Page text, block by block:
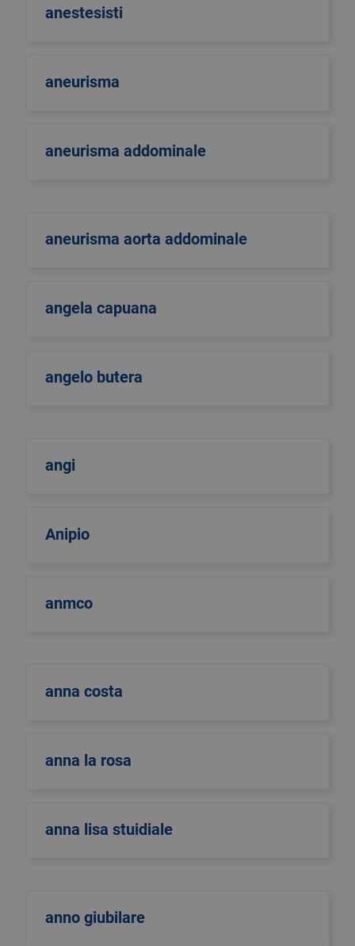
anestesisti
aneurisma
aneurisma addominale
aneurisma aorta addominale
angela capuana
angelo butera
angi
Anipio
anmco
anna costa
anna la rosa
anna lisa stuidiale
anno giubilare